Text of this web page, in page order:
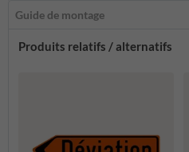
Guide de montage
Produits relatifs / alternatifs